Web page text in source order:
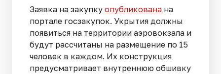
Заявка на закупку опубликована на
портале госзакупок. Укрытия должны
появиться на территории аэровокзала и
будут рассчитаны на размещение по 15
человек в каждом. Их конструкция
предусматривает внутреннюю обшивку